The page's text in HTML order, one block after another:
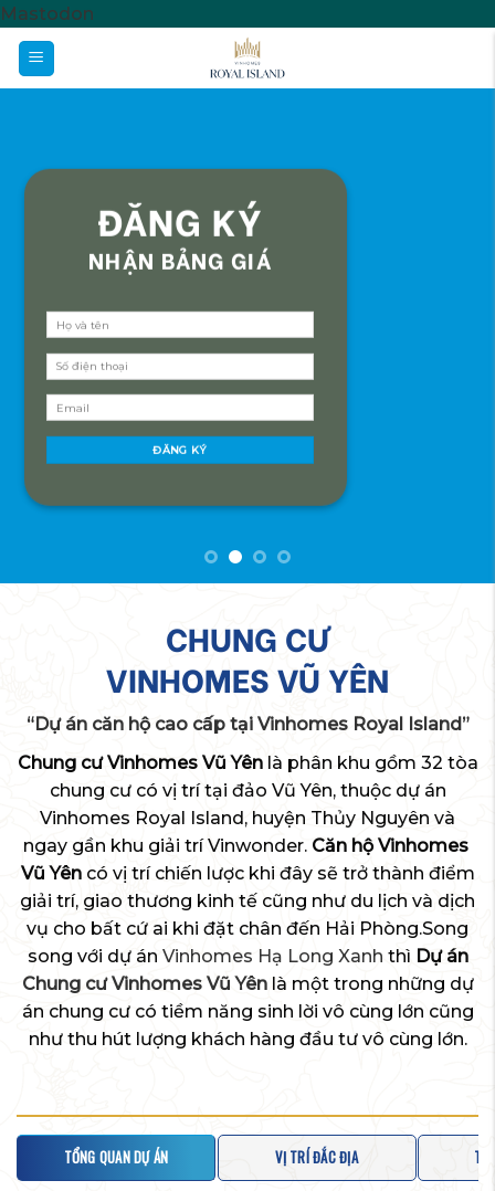
Mastodon
ĐĂNG KÝ
NHẬN BẢNG GIÁ
CHUNG CƯ
VINHOMES VŨ YÊN
“Dự án căn hộ cao cấp tại Vinhomes Royal Island”
Chung cư Vinhomes Vũ Yênlà phân khu gồm 32 tòa
chung cư có vị trí tại đảo Vũ Yên, thuộc dự án
Vinhomes Royal Island, huyện Thủy Nguyên và
ngay gần khu giải trí Vinwonder. Căn hộ Vinhomes
Vũ Yêncó vị trí chiến lược khi đây sẽ trở thành điểm
giải trí, giao thương kinh tế cũng như du lịch và dịch
vụ cho bất cứ ai khi đặt chân đến Hải Phòng.Song
song với dự án Vinhomes Hạ Long Xanh thì Dự án
Chung cư Vinhomes Vũ Yên là một trong những dự
án chung cư có tiềm năng sinh lời vô cùng lớn cũng
như thu hút lượng khách hàng đầu tư vô cùng lớn.
TỔNG QUAN DỰ ÁN VỊ TRÍ ĐẮC ĐỊA